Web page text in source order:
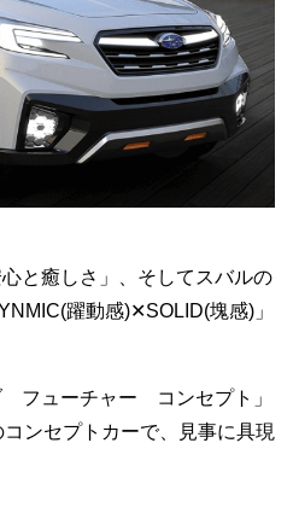
と癒しさ」、そしてスバルの
躍動感)✕SOLID(塊感)」
フューチャー コンセプト」
ンセプトカーで、見事に具現